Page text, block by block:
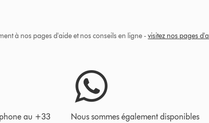
à nos pages d'aide et nos conseils en ligne - visitez nos pages
au +33
Nous sommes également disponibles